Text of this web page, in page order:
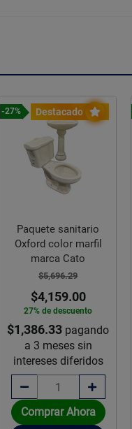
Destacado
-27%
Paquete sanitario
Oxford color marfil
marca Cato
$5,696.29
$4,159.00
27% de descuento
$1,386.33 pagando
a 3 meses sin
intereses diferidos
Comprar Ahora